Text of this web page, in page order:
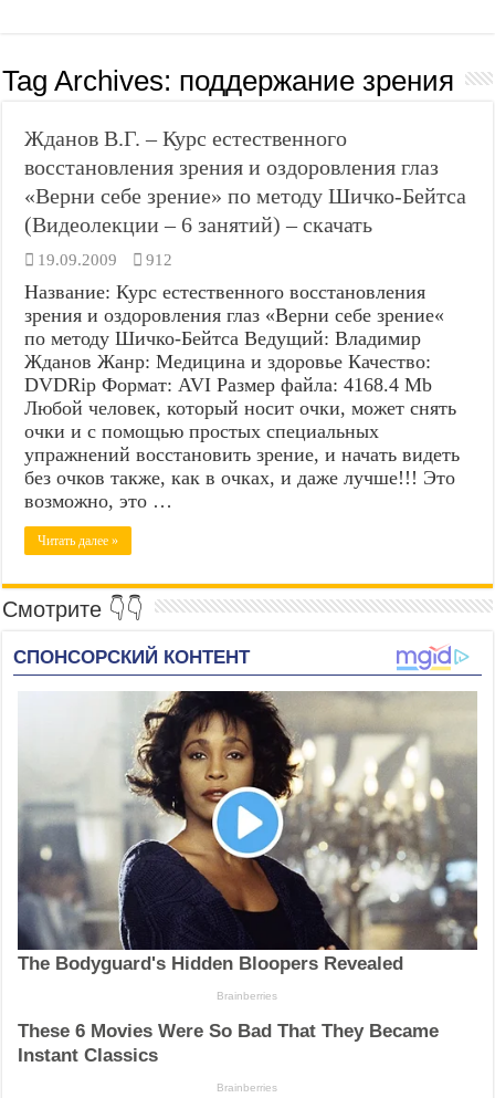
Tag Archives: поддержание зрения
Жданов В.Г. – Курс естественного
восстановления зрения и оздоровления глаз
«Верни себе зрение» по методу Шичко-Бейтса
(Видеолекции – 6 занятий) – скачать
19.09.2009 912
Название: Курс естественного восстановления
зрения и оздоровления глаз «Верни себе зрение«
по методу Шичко-Бейтса Ведущий: Владимир
Жданов Жанр: Медицина и здоровье Качество:
DVDRip Формат: AVI Размер файла: 4168.4 Mb
Любой человек, который носит очки, может снять
очки и с помощью простых специальных
упражнений восстановить зрение, и начать видеть
без очков также, как в очках, и даже лучше!!! Это
возможно, это …
Читать далее »
Смотрите 👇👇